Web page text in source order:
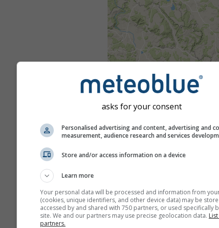
asks for your consent
Personalised advertising and content, advertising and
measurement, audience research and services
Store and/or access information on a device
Learn more
Your personal data will be processed and information from
(cookies, unique identifiers, and other device data) may be
accessed by and shared with 750 partners, or used specifically
site. We and our partners may use precise geolocation data.
partners.